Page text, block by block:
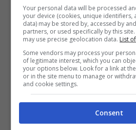
segnale d’allarme
Le cause nascoste
peso stabile
31 Maggio 2025 diLoriana
Per ogni mamma, vedere il
bambino crescere è fonte
Your personal data will be processed
your device (cookies, unique identifiers,
data) may be stored by, accessed by
partners, or used specifically by this
may use precise geolocation data. List
Some vendors may process your
of legitimate interest, which you can
your options below. Look for a link at
or in the site menu to manage or
and cookie settings.
Consent